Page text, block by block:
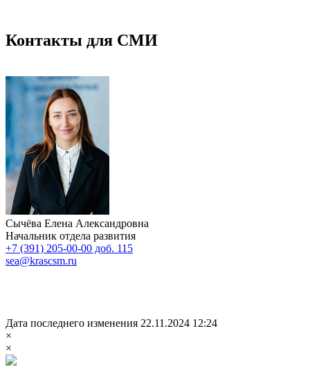
Контакты для СМИ
Сычёва Елена Александровна
Начальник отдела развития
+7 (391) 205-00-00 доб. 115
sea@krascsm.ru
Дата последнего изменения 22.11.2024 12:24
×
×